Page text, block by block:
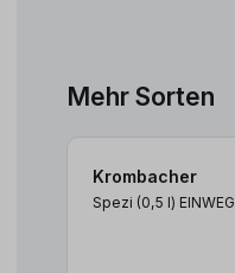
Mehr Sorten
Krombacher
Spezi (0,5 l) EINWEG